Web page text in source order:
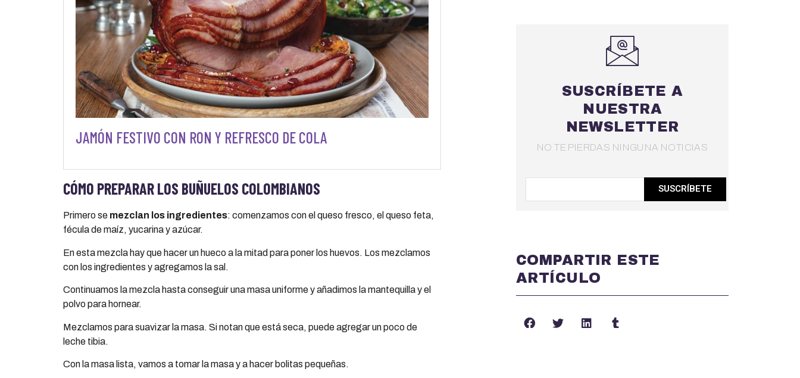
JAMÓN FESTIVO CON RON Y REFRESCO DE COLA
CÓMO PREPARAR LOS BUÑUELOS COLOMBIANOS
Primero se mezclan los ingredientes: comenzamos con el queso fresco, el queso feta,
fécula de maíz, yucarina y azúcar.
En esta mezcla hay que hacer un hueco a la mitad para poner los huevos. Los mezclamos
con los ingredientes y agregamos la sal.
Continuamos la mezcla hasta conseguir una masa uniforme y añadimos la mantequilla y el
polvo para hornear.
Mezclamos para suavizar la masa. Si notan que está seca, puede agregar un poco de
leche tibia.
Con la masa lista, vamos a tomar la masa y a hacer bolitas pequeñas.
SUSCRÍBETE A
NUESTRA
NEWSLETTER
NO TE PIERDAS NINGUNA NOTICIAS
SUSCRÍBETE
COMPARTIR ESTE
ARTÍCULO